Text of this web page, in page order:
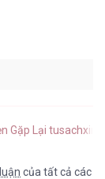
Gặp Lại
của tất cả các